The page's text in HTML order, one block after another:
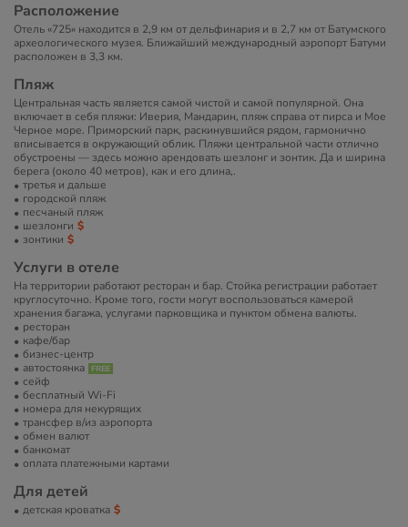
Расположение
Отель «725» находится в 2,9 км от дельфинария и в 2,7 км от Батумского
археологического музея. Ближайший международный аэропорт Батуми
расположен в 3,3 км.
Пляж
Центральная часть является самой чистой и самой популярной. Она
включает в себя пляжи: Иверия, Мандарин, пляж справа от пирса и Мое
Черное море. Приморский парк, раскинувшийся рядом, гармонично
вписывается в окружающий облик. Пляжи центральной части отлично
обустроены — здесь можно арендовать шезлонг и зонтик. Да и ширина
берега (около 40 метров), как и его длина,.
третья и дальше
городской пляж
песчаный пляж
шезлонги
зонтики
Услуги в отеле
На территории работают ресторан и бар. Стойка регистрации работает
круглосуточно. Кроме того, гости могут воспользоваться камерой
хранения багажа, услугами парковщика и пунктом обмена валюты.
ресторан
кафе/бар
бизнес-центр
автостоянка
сейф
бесплатный Wi-Fi
номера для некурящих
трансфер в/из аэропорта
обмен валют
банкомат
оплата платежными картами
Для детей
детская кроватка